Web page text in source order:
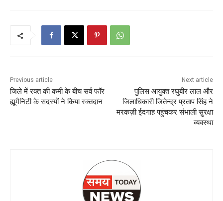
Previous article
जिले में रक्त की कमी के बीच सर्व फॉर
ह्यूमैनिटी के सदस्यों ने किया रक्तदान
Next article
पुलिस आयुक्त रघुबीर लाल और
जिलाधिकारी जितेन्द्र प्रताप सिंह ने
मरकज़ी ईदगाह पहुंचकर संभाली सुरक्षा
व्यवस्था